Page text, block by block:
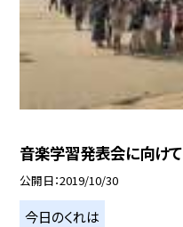
音楽学習発表会に向けて
公開日 2019/10/30
今日のくれは